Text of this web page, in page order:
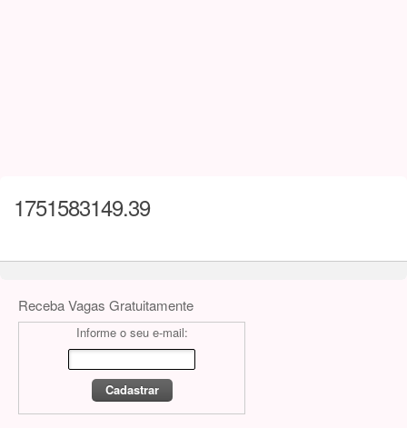
1751583149.39
Receba Vagas Gratuitamente
Informe o seu e-mail: